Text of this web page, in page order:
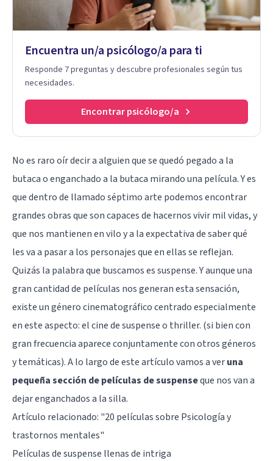
Encuentra un/a psicólogo/a para ti
Responde 7 preguntas y descubre profesionales según tus
necesidades.
Encontrar psicólogo/a
No es raro oír decir a alguien que se quedó pegado a la
butaca o enganchado a la butaca mirando una película. Y es
que dentro de llamado séptimo arte podemos encontrar
grandes obras que son capaces de hacernos vivir mil vidas, y
que nos mantienen en vilo y a la expectativa de saber qué
les va a pasar a los personajes que en ellas se reflejan.
Quizás la palabra que buscamos es suspense. Y aunque una
gran cantidad de películas nos generan esta sensación,
existe un género cinematográfico centrado especialmente
en este aspecto: el cine de suspense o thriller. (si bien con
gran frecuencia aparece conjuntamente con otros géneros
y temáticas). A lo largo de este artículo vamos a veruna
pequeña sección de películas de suspenseque nos van a
dejar enganchados a la silla.
Artículo relacionado: "20 películas sobre Psicología y
trastornos mentales"
Películas de suspense llenas de intriga